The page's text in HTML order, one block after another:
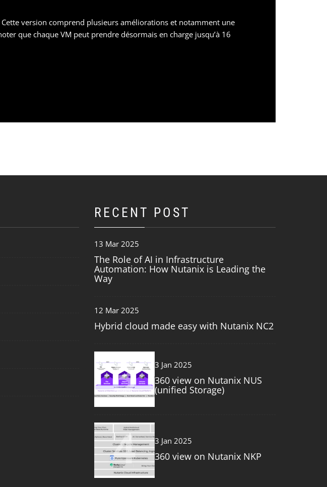
version comprend plusieurs améliorations et notamment une
que chaque VM peut prendre désormais en charge jusqu’à 16
RECENT POST
13 Mar 2025
The Role of AI in Infrastructure
Automation: How Nutanix is Leading the
Way
12 Mar 2025
Hybrid cloud made easy with Nutanix NC2
3 3 Jan 2025
360 view on Nutanix NUS
(unified Storage)
4 3 Jan 2025
360 view on Nutanix NKP